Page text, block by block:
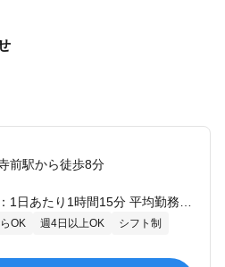
前駅から徒歩8分
OK 週4日以上OK
シフト制